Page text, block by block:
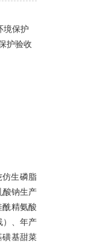
境保护
护验收
仿生磷脂
酸钠生产
精氨酸
）、年产
磺基甜菜